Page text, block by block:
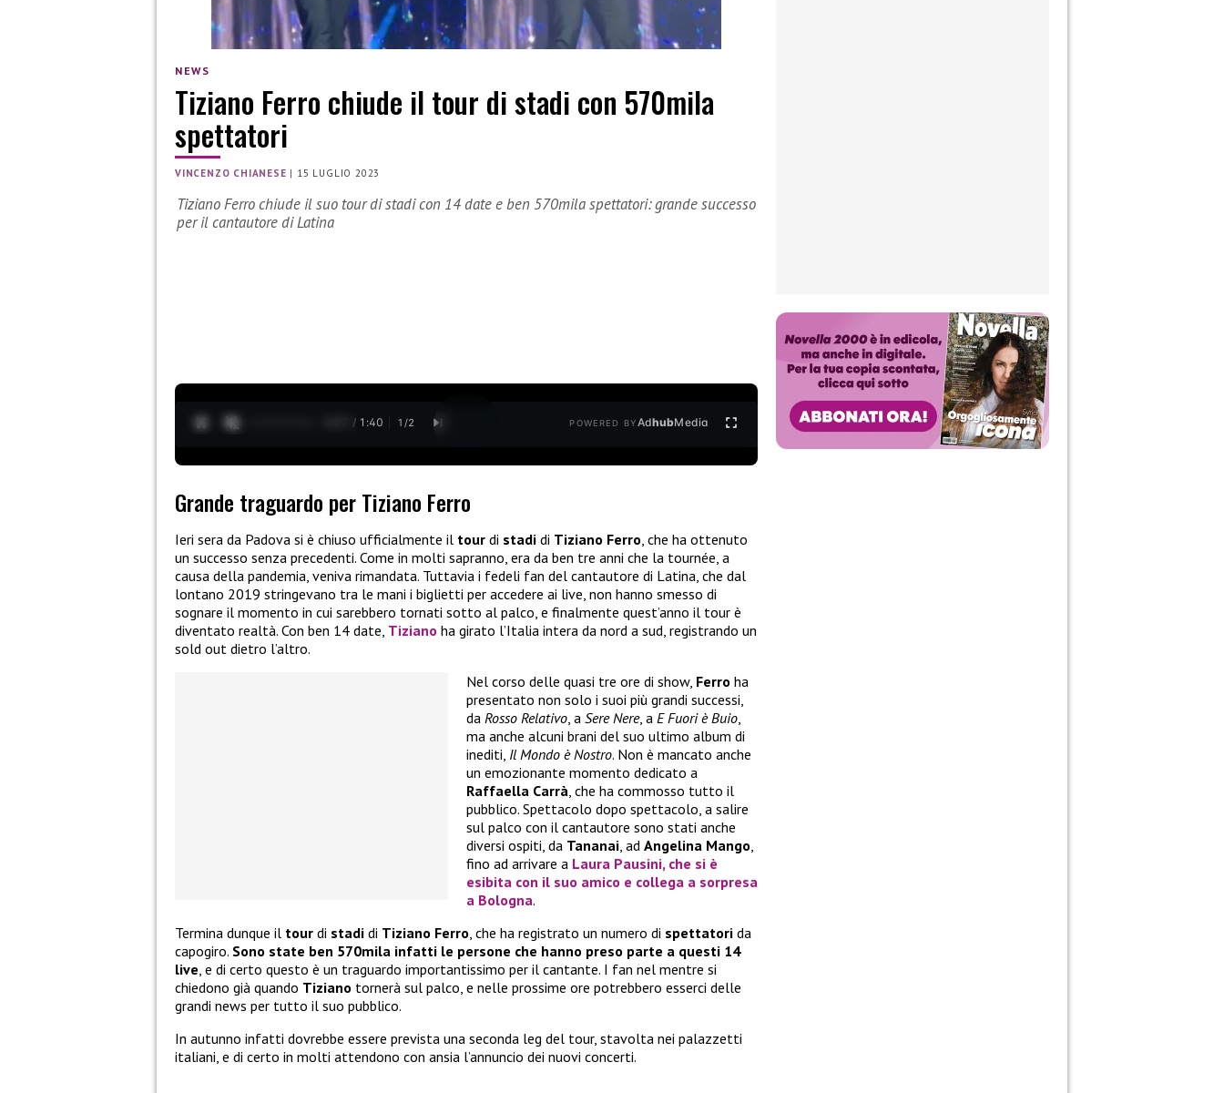
NEWS
Tiziano Ferro chiude il tour di stadi con 570mila
spettatori
VINCENZO CHIANESE | 15 LUGLIO 2023
Tiziano Ferro chiude il suo tour di stadi con 14 date e ben 570mila spettatori: grande successo
per il cantautore di Latina
0:28 / 1:40 1 /2 POWERED BYAdhubMedia
Grande traguardo per Tiziano Ferro
Ieri sera da Padova si è chiuso ufficialmente il tour di stadi di Tiziano Ferro, che ha ottenuto
un successo senza precedenti. Come in molti sapranno, era da ben tre anni che la tournée, a
causa della pandemia, veniva rimandata. Tuttavia i fedeli fan del cantautore di Latina, che dal
lontano 2019 stringevano tra le mani i biglietti per accedere ai live, non hanno smesso di
sognare il momento in cui sarebbero tornati sotto al palco, e finalmente quest’anno il tour è
diventato realtà. Con ben 14 date, Tiziano ha girato l’Italia intera da nord a sud, registrando un
sold out dietro l’altro.
Nel corso delle quasi tre ore di show, Ferro ha
presentato non solo i suoi più grandi successi,
da Rosso Relativo, a Sere Nere, a E Fuori è Buio,
ma anche alcuni brani del suo ultimo album di
inediti, Il Mondo è Nostro. Non è mancato anche
un emozionante momento dedicato a
Raffaella Carrà, che ha commosso tutto il
pubblico. Spettacolo dopo spettacolo, a salire
sul palco con il cantautore sono stati anche
diversi ospiti, da Tananai, ad Angelina Mango,
fino ad arrivare a Laura Pausini, che si è
esibita con il suo amico e collega a sorpresa
a Bologna.
Termina dunque il tour di stadi di Tiziano Ferro, che ha registrato un numero di spettatori da
capogiro. Sono state ben 570mila infatti le persone che hanno preso parte a questi 14
live, e di certo questo è un traguardo importantissimo per il cantante. I fan nel mentre si
chiedono già quando Tiziano tornerà sul palco, e nelle prossime ore potrebbero esserci delle
grandi news per tutto il suo pubblico.
In autunno infatti dovrebbe essere prevista una seconda leg del tour, stavolta nei palazzetti
italiani, e di certo in molti attendono con ansia l’annuncio dei nuovi concerti.